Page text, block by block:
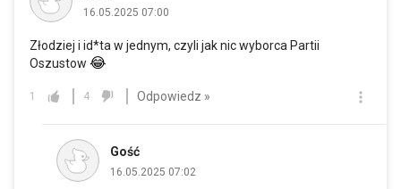
16.05.2025 07:00
Złodziej i id*ta w jednym, czyli jak nic wyborca Partii
Oszustow 😂
1 4 Odpowiedz »
Gość
16.05.2025 07:02